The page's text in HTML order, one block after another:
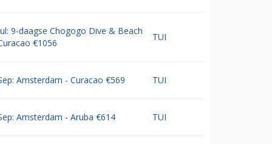
9-daagse Chogogo Dive & Beach
€1056
TUI
Amsterdam - Curacao €569 TUI
Amsterdam - Aruba €614 TUI